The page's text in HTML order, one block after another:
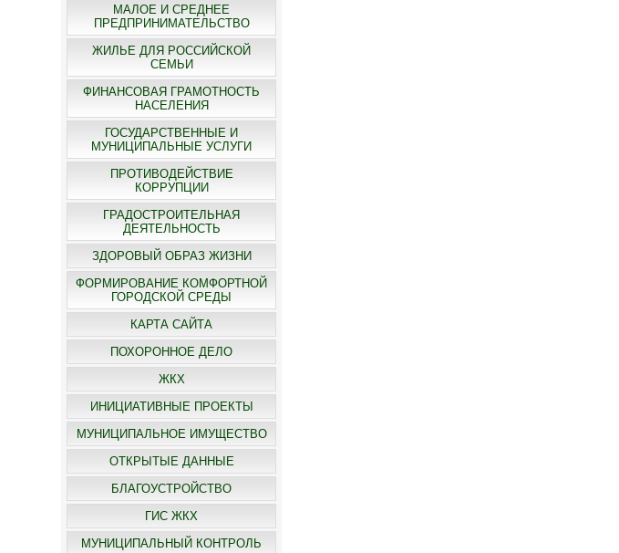
МАЛОЕ И СРЕДНЕЕ
ПРЕДПРИНИМАТЕЛЬСТВО
ЖИЛЬЕ ДЛЯ РОССИЙСКОЙ
СЕМЬИ
ФИНАНСОВАЯ ГРАМОТНОСТЬ
НАСЕЛЕНИЯ
ГОСУДАРСТВЕННЫЕ И
МУНИЦИПАЛЬНЫЕ УСЛУГИ
ПРОТИВОДЕЙСТВИЕ
КОРРУПЦИИ
ГРАДОСТРОИТЕЛЬНАЯ
ДЕЯТЕЛЬНОСТЬ
ЗДОРОВЫЙ ОБРАЗ ЖИЗНИ
ФОРМИРОВАНИЕ КОМФОРТНОЙ
ГОРОДСКОЙ СРЕДЫ
КАРТА САЙТА
ПОХОРОННОЕ ДЕЛО
ЖКХ
ИНИЦИАТИВНЫЕ ПРОЕКТЫ
МУНИЦИПАЛЬНОЕ ИМУЩЕСТВО
ОТКРЫТЫЕ ДАННЫЕ
БЛАГОУСТРОЙСТВО
ГИС ЖКХ
МУНИЦИПАЛЬНЫЙ КОНТРОЛЬ